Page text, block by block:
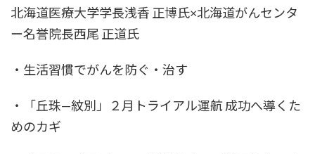
北海道医療大学学長浅香 正博氏×北海道がんセンタ
ー名誉院長西尾 正道氏
・生活習慣でがんを防ぐ・治す
・「丘珠—紋別」２月トライアル運航 成功へ導くた
めのカギ